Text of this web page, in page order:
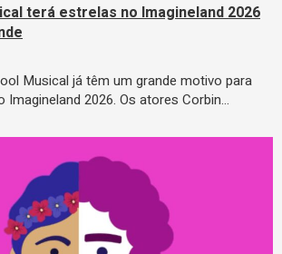
terá estrelas no Imagineland 2026
Musical já têm um grande motivo para
Imagineland 2026. Os atores Corbin…